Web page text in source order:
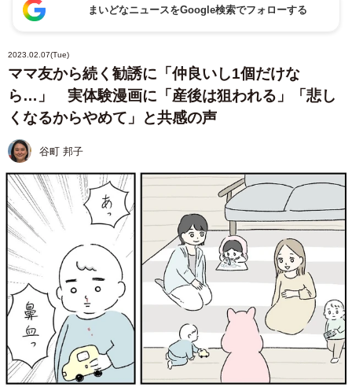
まいどなニュースをGoogle検索でフォローする
2023.02.07(Tue)
ママ友から続く勧誘に「仲良いし1個だけな
ら…」 実体験漫画に「産後は狙われる」「悲し
くなるからやめて」と共感の声
谷町 邦子